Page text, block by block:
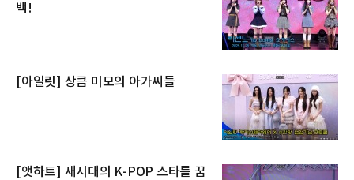
백!
[아일릿] 상큼 미모의 아가씨들
[앳하트] 새시대의 K-POP 스타를 꿈